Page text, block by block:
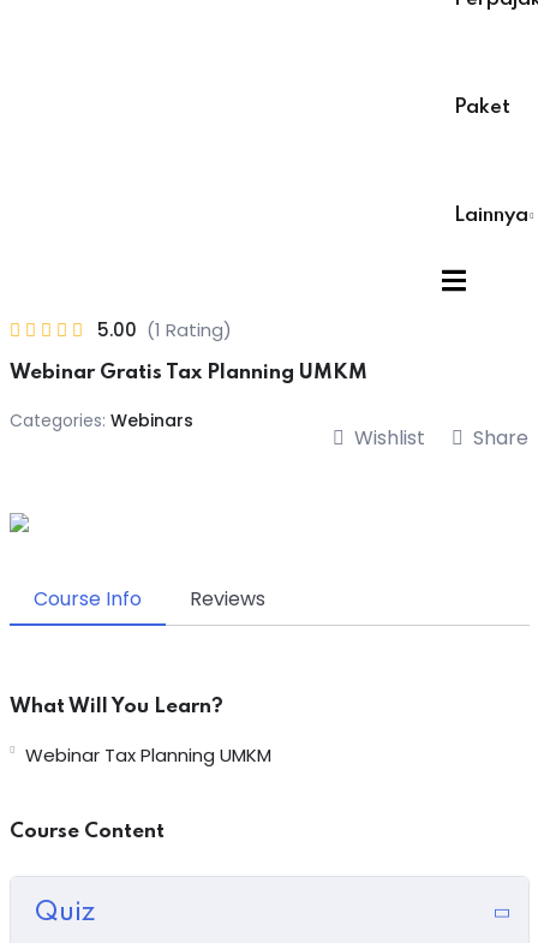
Paket
Lainnya
5.00 (1 Rating)
Webinar Gratis Tax Planning UMKM
Categories: Webinars
Wishlist Share
Course Info Reviews
What Will You Learn?
Webinar Tax Planning UMKM
Course Content
Quiz